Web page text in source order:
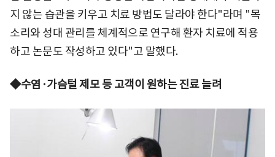
지 않는 습관을 키우고 치료 방법도 달라야 한다"라며 "목
소리와 성대 관리를 체계적으로 연구해 환자 치료에 적용
하고 논문도 작성하고 있다"고 말했다.
◆수염·가슴털 제모 등 고객이 원하는 진료 늘려